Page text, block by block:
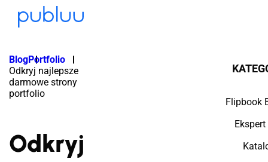
BlogPortfolio
Odkryj najlepsze
darmowe strony
portfolio
Odkryj
Flipbook
Ekspert